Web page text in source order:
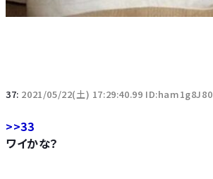
37: 2021/05/22(土) 17:29:40.99 ID:ham1g8J80
>>33
ワイかな？